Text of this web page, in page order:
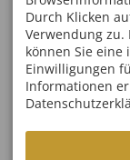
info@skiclub-
WELTCUPS IM
FIS Weltcup
FIS Ski Weltcup
Ofterschwang
FIS Tour de Ski
Weltcup
FIS Weltcup
Durch Klicken
Verwendung zu.
können Sie
Einwilligungen
Informationen